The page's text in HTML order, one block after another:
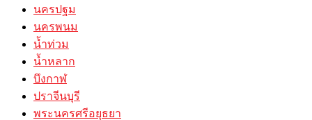
นครปฐม
นครพนม
น้ำท่วม
น้ำหลาก
บึงกาฬ
ปราจีนบุรี
พระนครศรีอยุธยา